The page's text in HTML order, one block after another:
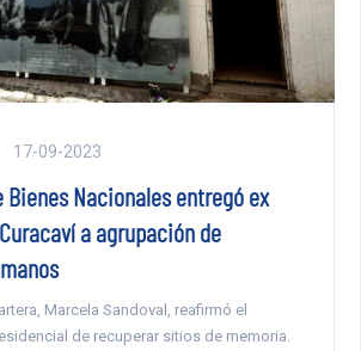
17-09-2023
Nacionales entregó ex
a agrupación de
Marcela Sandoval, reafirmó el
de recuperar sitios de memoria.